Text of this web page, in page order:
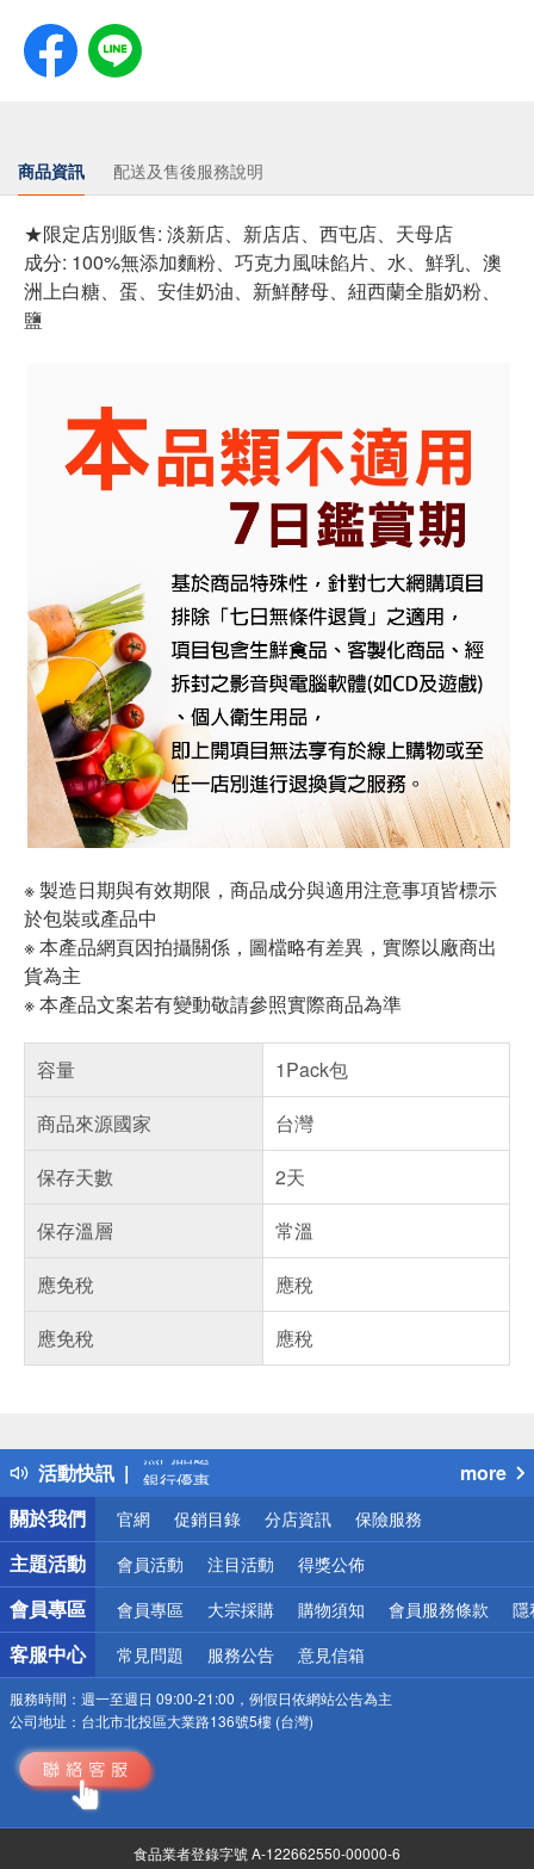
商品資訊 配送及售後服務說明
★限定店別販售: 淡新店、新店店、西屯店、天母店
成分: 100%無添加麵粉、巧克力風味餡片、水、鮮乳、澳
洲上白糖、蛋、安佳奶油、新鮮酵母、紐西蘭全脂奶粉、
鹽
※ 製造日期與有效期限，商品成分與適用注意事項皆標示
於包裝或產品中
※ 本產品網頁因拍攝關係，圖檔略有差異，實際以廠商出
貨為主
※ 本產品文案若有變動敬請參照實際商品為準
容量
1Pack包
商品來源國家
台灣
保存天數
2天
保存溫層
常溫
應免稅
應稅
應免稅
應稅
活動快訊
偏遠地區配送
熱門話題
銀行優惠
偏遠地區配送
詐騙網頁！請小心！
more
關於我們
官網 促銷目錄 分店資訊 保險服務
主題活動 會員活動 注目活動 得獎公佈
會員專區 會員專區 大宗採購 購物須知 會員服務條款 隱
客服中心 常見問題 服務公告 意見信箱
服務時間： 週一至週日 09:00-21:00，例假日依網站公告為主
公司地址： 台北市北投區大業路136號5樓 (台灣)
食品業者登錄字號 A-122662550-00000-6